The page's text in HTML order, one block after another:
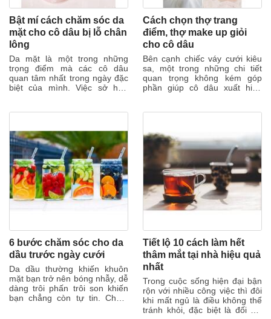
Bật mí cách chăm sóc da
mặt cho cô dâu bị lỗ chân
lông
Da mặt là một trong những
trọng điểm mà các cô dâu
quan tâm nhất trong ngày đặc
biệt của mình. Việc sở hữu
Cách chọn thợ trang
điểm, thợ make up giỏi
cho cô dâu
Bên cạnh chiếc váy cưới kiêu
sa, một trong những chi tiết
quan trọng không kém góp
phần giúp cô dâu xuất hiện
6 bước chăm sóc cho da
dầu trước ngày cưới
Da dầu thường khiến khuôn
mặt bạn trở nên bóng nhẫy, dễ
dàng trôi phấn trôi son khiến
bạn chẳng còn tự tin. Chăm
Tiết lộ 10 cách làm hết
thâm mắt tại nhà hiệu quả
nhất
Trong cuộc sống hiện đại bận
rộn với nhiều công việc thì đôi
khi mất ngủ là điều không thể
tránh khỏi, đặc biệt là đối với